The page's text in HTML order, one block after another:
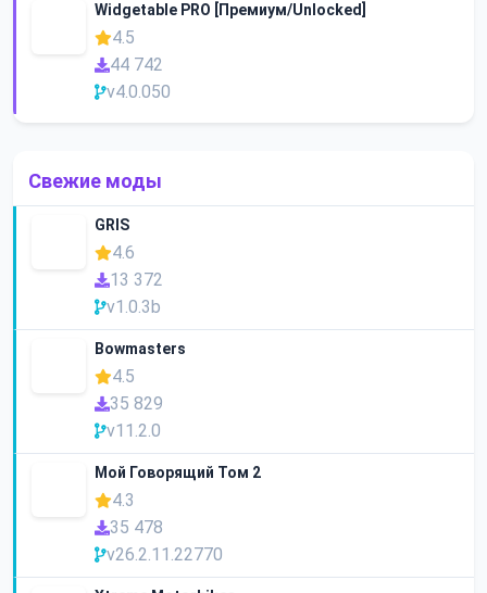
Widgetable PRO [Премиум/Unlocked]
4.5
44 742
v4.0.050
Свежие моды
GRIS
4.6
13 372
v1.0.3b
Bowmasters
4.5
35 829
v11.2.0
Мой Говорящий Том 2
4.3
35 478
v26.2.11.22770